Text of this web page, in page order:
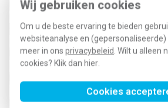
Wij gebruiken cookies
Om u de beste ervaring te bieden
websiteanalyse en
meer in ons privacybeleid . Wilt u alleen
cookies? Klik dan hier
Cookies
Kleur
Oppervlaktebescherming
Nom. (meet)stroom
Materiaalkwaliteit
Materiaal
RAL-nummer (vergelijkbaar)